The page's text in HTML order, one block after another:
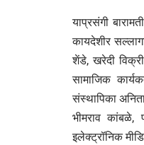
याप्रसंगी
कायदेशीर
शेंडे, खरेदी
सामाजिक
संस्थापिका
भीमराव कांबळे,
इलेक्ट्रॉनिक